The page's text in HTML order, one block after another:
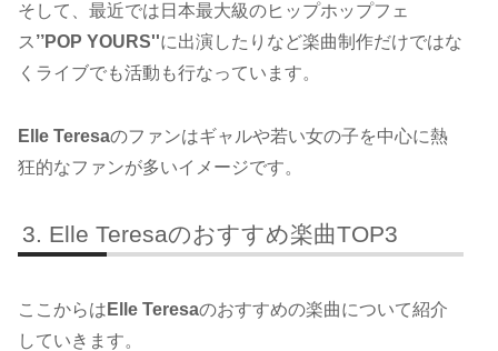
そして、最近では日本最大級のヒップホップフェ
ス ’’POP YOURS''に出演したりなど楽曲制作だけではな
くライブでも活動も行なっています。
Elle Teresaのファンはギャルや若い女の子を中心に熱
狂的なファンが多いイメージです。
Elle Teresaのおすすめ楽曲TOP3
ここからは Elle Teresaのおすすめの楽曲について紹介
していきます。